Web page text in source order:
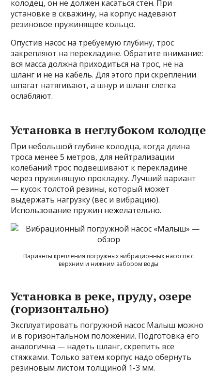
колодец, он не должен касаться стен. При
установке в скважину, на корпус надевают
резиновое пружинящее кольцо.
Опустив насос на требуемую глубину, трос
закрепляют на перекладине. Обратите внимание:
вся масса должна приходиться на трос, не на
шланг и не на кабель. Для этого при скреплении
шпагат натягивают, а шнур и шланг слегка
ослабляют.
Установка в неглубоком колодце
При небольшой глубине колодца, когда длина
троса менее 5 метров, для нейтрализации
колебаний трос подвешивают к перекладине
через пружинящую прокладку. Лучший вариант
— кусок толстой резины, который может
выдержать нагрузку (вес и вибрацию).
Использование пружин нежелательно.
Варианты крепления погружных вибрационных насосов с
верхним и нижним забором воды
Установка в реке, пруду, озере
(горизонтально)
Эксплуатировать погружной насос Малыш можно
и в горизонтальном положении. Подготовка его
аналогична — надеть шланг, скрепить все
стяжками. Только затем корпус надо обернуть
резиновым листом толщиной 1-3 мм.